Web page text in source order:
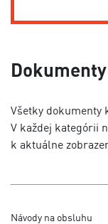
Dokumenty
Všetky dokumenty
V každej kategórii
k aktuálne
Návody na obsluhu